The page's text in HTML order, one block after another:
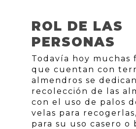
ROL DE LAS
PERSONAS
Todavía hoy muchas
que cuentan con
almendros se
recolección de las
con el uso de palos
velas para
para su uso casero o